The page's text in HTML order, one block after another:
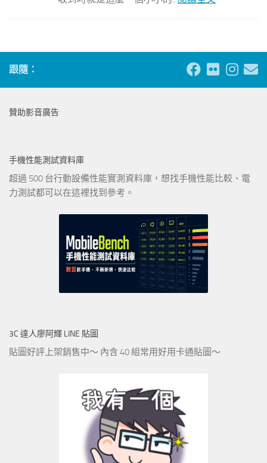
跟隨：
贊助影音廣告
手機性能測試資料庫
超過 500 台行動設備性能實測資料庫，想找手機性能比較、電
力測試都可以在這裡找到參考。
3C 達人廖阿輝 LINE 貼圖
貼圖好評上架銷售中～ 內含 40 組常用好用卡通貼圖～